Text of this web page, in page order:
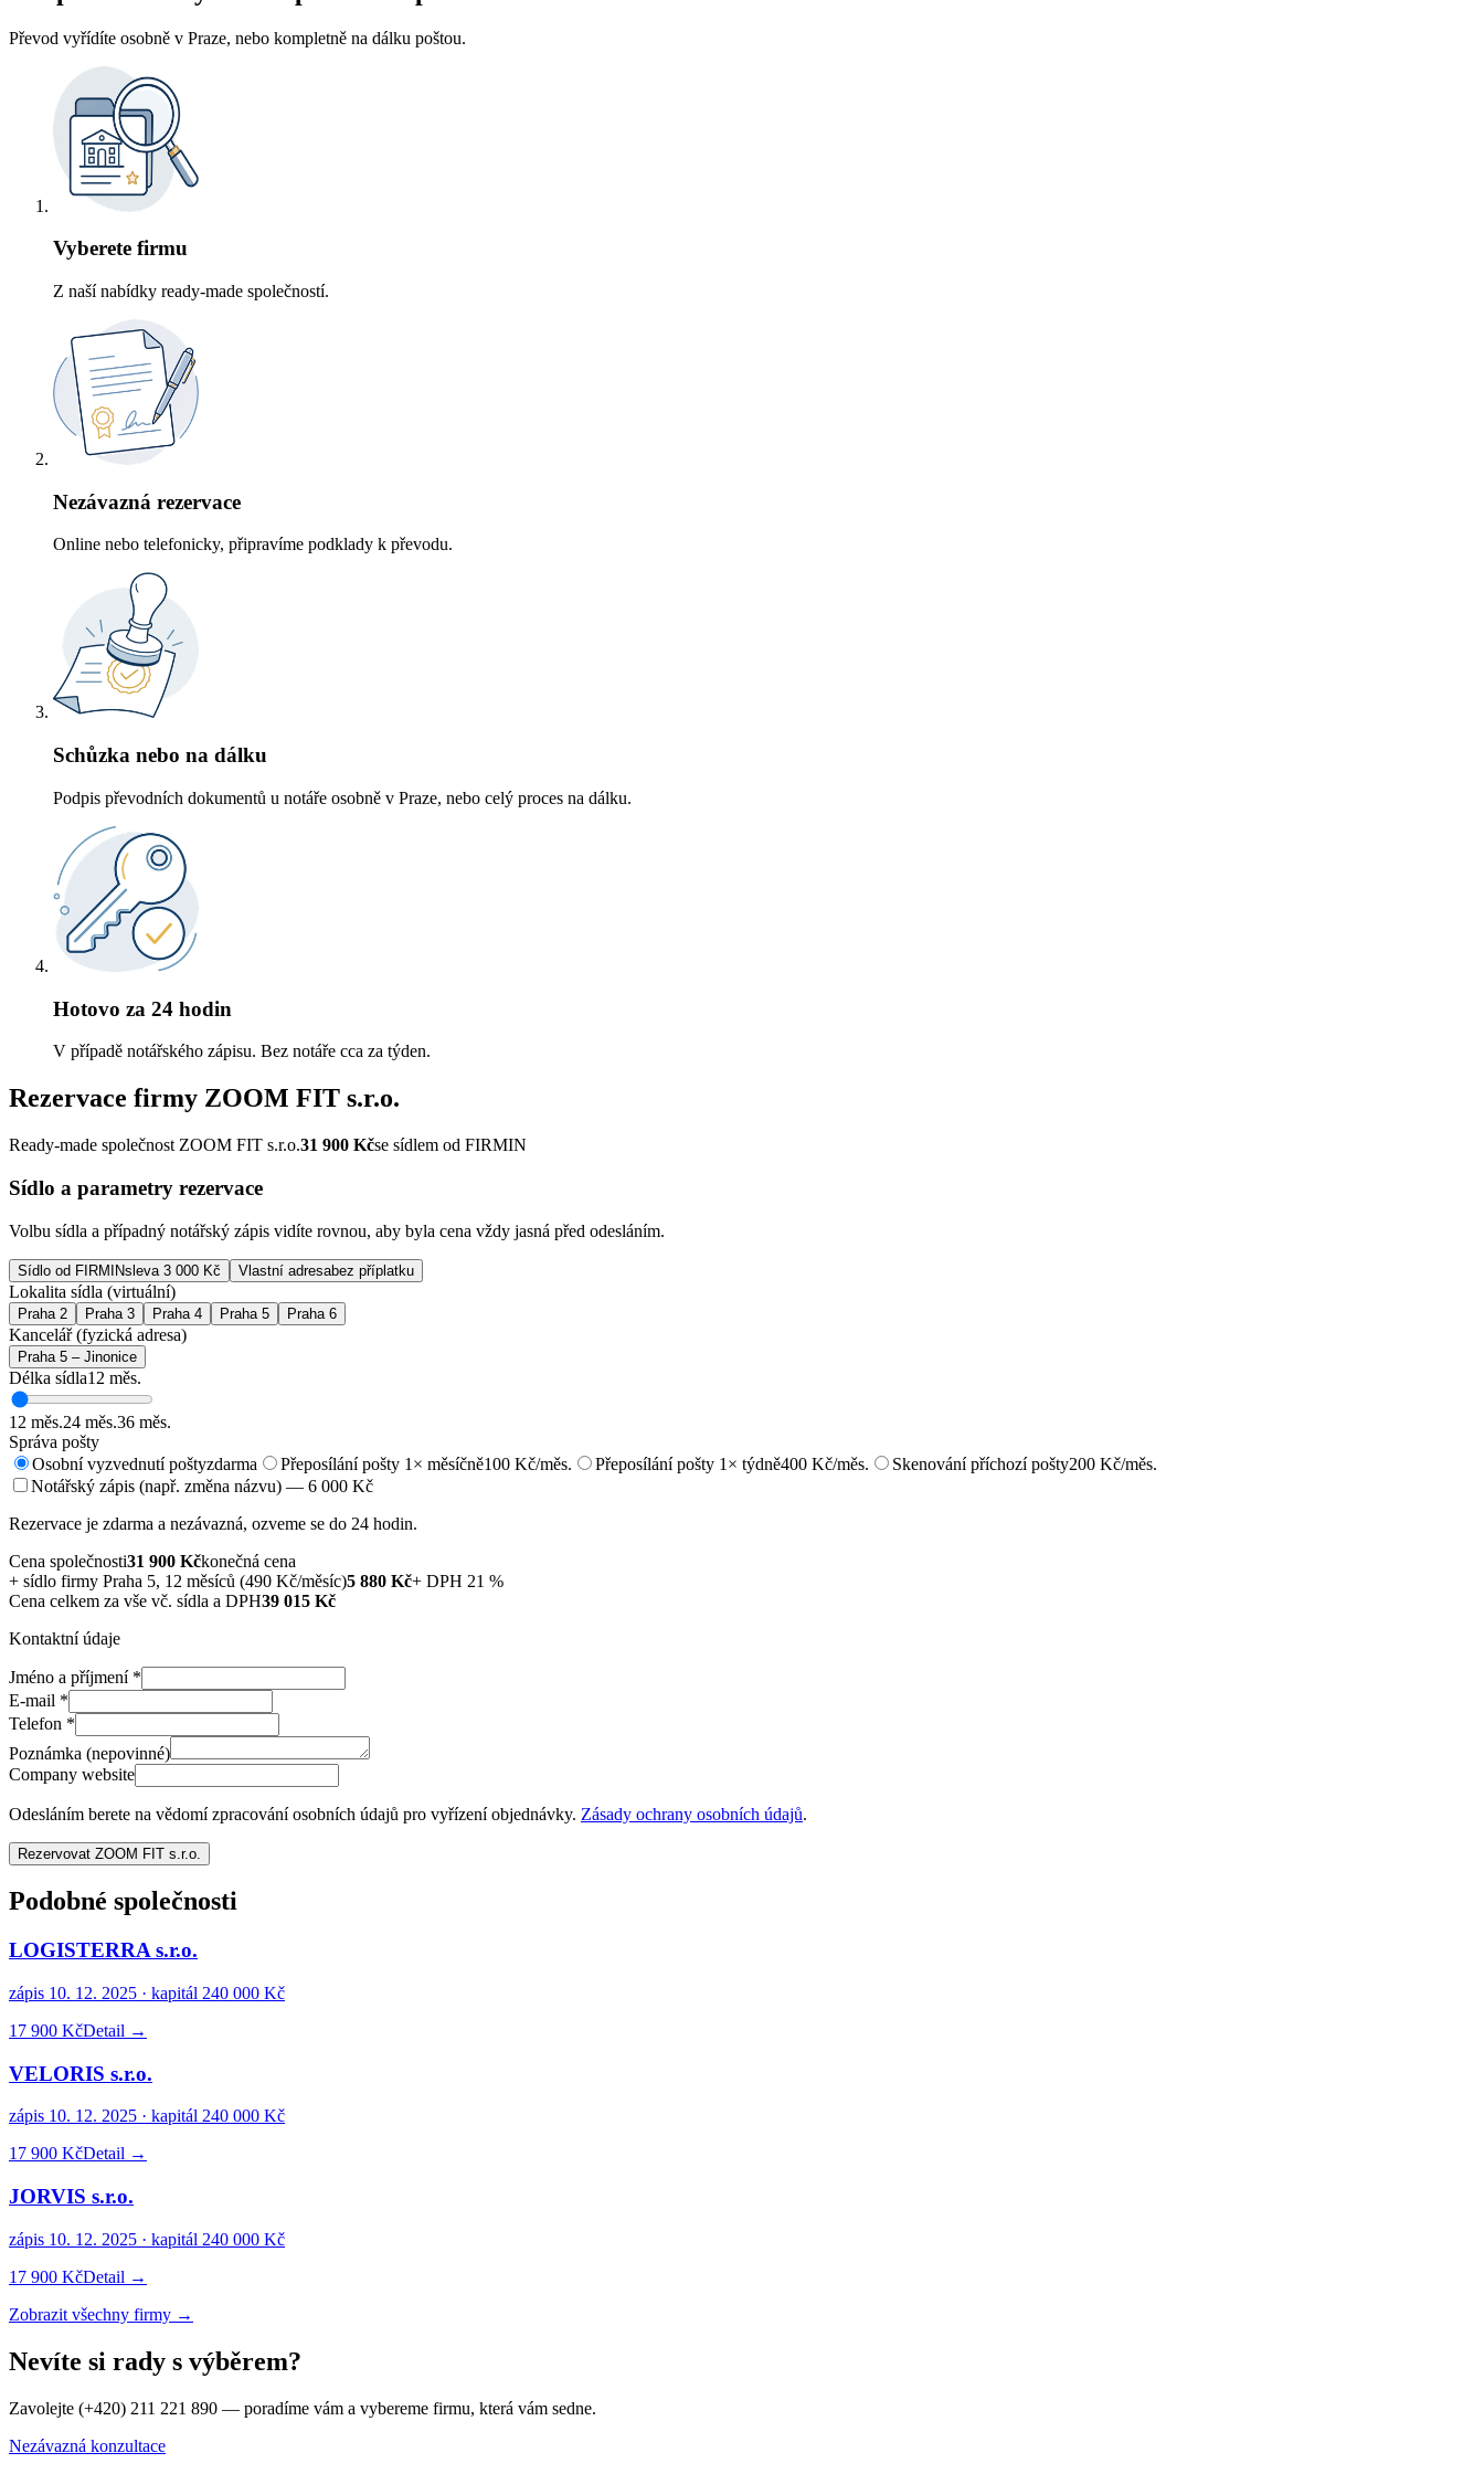
Převod vyřídíte osobně v Praze, nebo kompletně na dálku poštou.
Vyberete firmu
Z naší nabídky ready-made společností.
Nezávazná rezervace
Online nebo telefonicky, připravíme podklady k převodu.
Schůzka nebo na dálku
Podpis převodních dokumentů u notáře osobně v Praze, nebo celý proces na dálku.
Hotovo za 24 hodin
V případě notářského zápisu. Bez notáře cca za týden.
Rezervace firmy ZOOM FIT s.r.o.
Ready-made společnost ZOOM FIT s.r.o.31 900 Kčse sídlem od FIRMIN
Sídlo a parametry rezervace
Volbu sídla a případný notářský zápis vidíte rovnou, aby byla cena vždy jasná před odesláním.
Sídlo od FIRMINsleva 3 000 Kč Vlastní adresabez příplatku
Lokalita sídla (virtuální)
Praha 2 Praha 3 Praha 4 Praha 5 Praha 6
Kancelář (fyzická adresa)
Praha 5 – Jinonice
Délka sídla12 měs.
12 měs.24 měs.36 měs.
Správa pošty
Osobní vyzvednutí poštyzdarma Přeposílání pošty 1× měsíčně100 Kč/měs. Přeposílání pošty 1× týdně400 Kč/měs. Skenování příchozí pošty200 Kč/měs.
Notářský zápis (např. změna názvu) — 6 000 Kč
Rezervace je zdarma a nezávazná, ozveme se do 24 hodin.
Cena společnosti31 900 Kčkonečná cena
+ sídlo firmy Praha 5, 12 měsíců (490 Kč/měsíc)5 880 Kč+ DPH 21 %
Cena celkem za vše vč. sídla a DPH39 015 Kč
Kontaktní údaje
Jméno a příjmení*
E-mail *
Telefon *
Poznámka (nepovinné)
Company website
Odesláním berete na vědomí zpracování osobních údajů pro vyřízení objednávky. Zásady ochrany osobních údajů.
Rezervovat ZOOM FIT s.r.o.
Podobné společnosti
LOGISTERRA s.r.o.
zápis 10. 12. 2025 · kapitál 240 000 Kč
17 900 KčDetail →
VELORIS s.r.o.
zápis 10. 12. 2025 · kapitál 240 000 Kč
17 900 KčDetail →
JORVIS s.r.o.
zápis 10. 12. 2025 · kapitál 240 000 Kč
17 900 KčDetail →
Zobrazit všechny firmy →
Nevíte si rady s výběrem?
Zavolejte (+420) 211 221 890 — poradíme vám a vybereme firmu, která vám sedne.
Nezávazná konzultace